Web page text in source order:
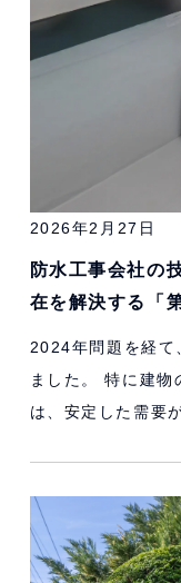
2026年2月27日
防水工事会社の
在を解決する「
2024年問題を経て
ました。 特に建物
は、安定した需要